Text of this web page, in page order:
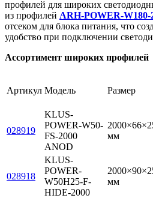
профилей для широких
из профилей ARH-POWER-W180-
отсеком для блока питания, что
удобство при подключении
Ассортимент широких профилей
Артикул Модель Размер
028919
KLUS-
POWER-W50-
FS-2000
ANOD
мм
028918
KLUS-
POWER-
W50H25-F-
HIDE-2000
мм